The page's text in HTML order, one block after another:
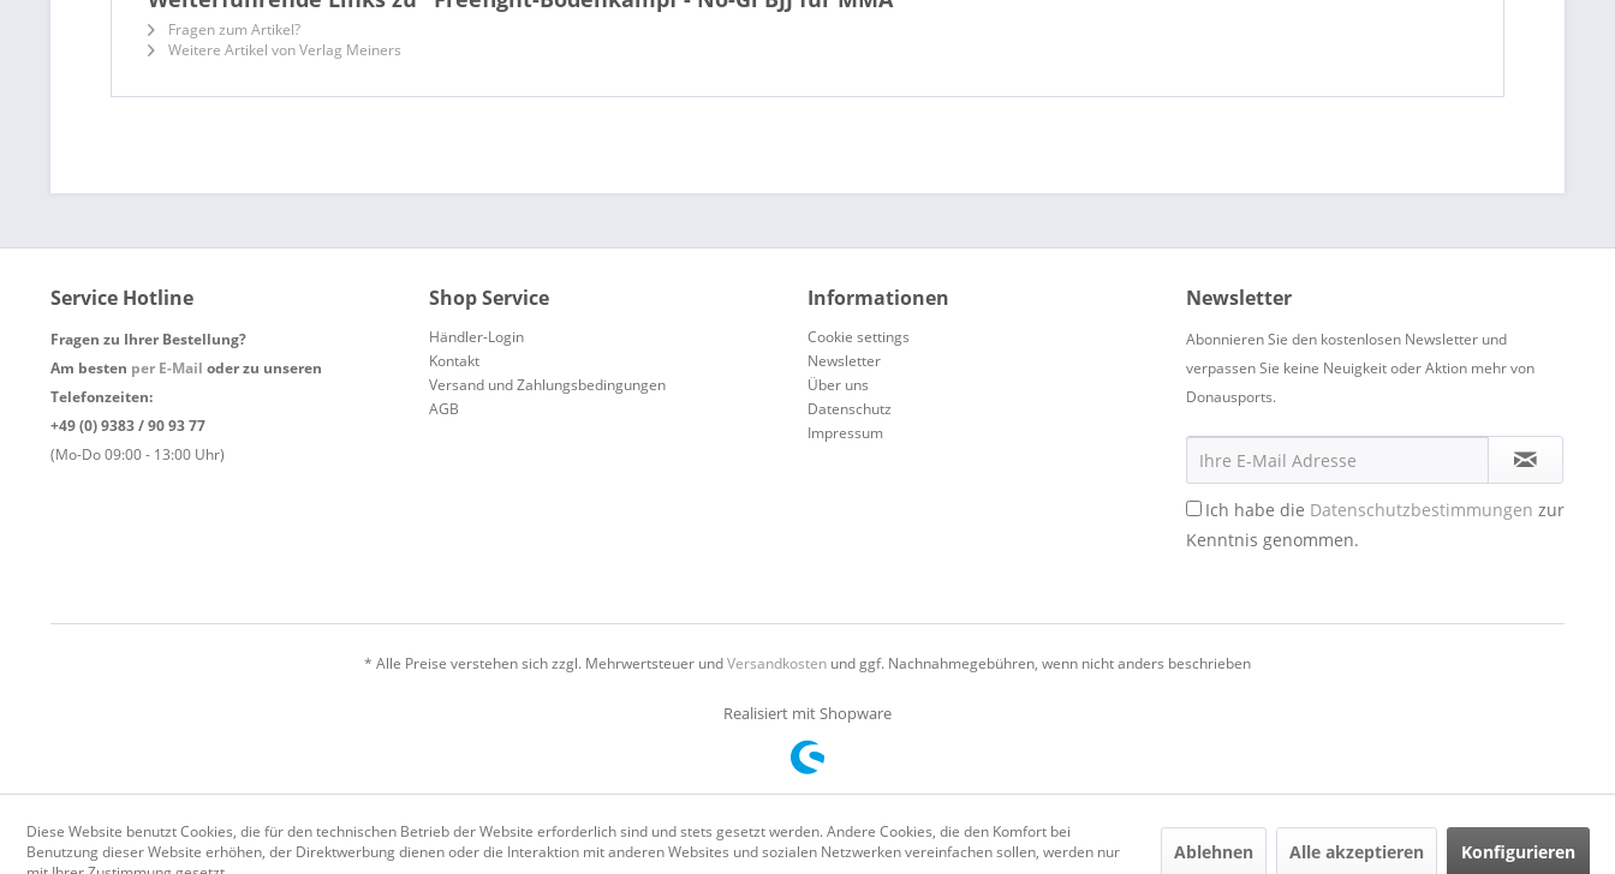
Fragen zum Artikel?
Weitere Artikel von Verlag Meiners
Service Hotline
Fragen zu Ihrer Bestellung?
Am besten per E-Mail oder zu unseren
Telefonzeiten:
+49 (0) 9383 / 90 93 77
(Mo-Do 09:00 - 13:00 Uhr)
Shop Service
Händler-Login
Kontakt
Versand und Zahlungsbedingungen
AGB
Informationen
Cookie settings
Newsletter
Über uns
Datenschutz
Impressum
Newsletter
Abonnieren Sie den kostenlosen Newsletter und
verpassen Sie keine Neuigkeit oder Aktion mehr von
Donausports.
Ich habe die Datenschutzbestimmungen zur
Kenntnis genommen.
* Alle Preise verstehen sich zzgl. Mehrwertsteuer undVersandkosten und ggf. Nachnahmegebühren, wenn nicht anders beschrieben
Realisiert mit Shopware
Diese Website benutzt Cookies, die für den technischen Betrieb der Website erforderlich sind und stets gesetzt werden. Andere Cookies, die den Komfort bei
Benutzung dieser Website erhöhen, der Direktwerbung dienen oder die Interaktion mit anderen Websites und sozialen Netzwerken vereinfachen sollen, werden nur
Ablehnen Alle akzeptieren Konfigurieren